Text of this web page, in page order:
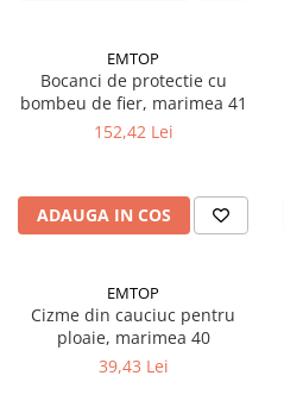
Caramizi
Scule electrice, unelte si accesorii
Masini de gaurit si insurubat
Generatoare
Accesorii electrice
Amestecatoare electrice
EMTOP
Bocanci de protectie cu
bombeu de fier, marimea 41
152,42 Lei
ADAUGA IN COS
EMTOP
Cizme din cauciuc pentru
ploaie, marimea 40
39,43 Lei